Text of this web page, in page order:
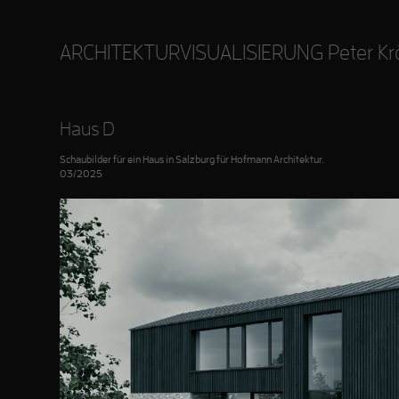
ARCHITEKTURVISUALISIERUNG Peter
Haus D
Schaubilder für ein Haus in Salzburg für Hofmann Architektur.
03/2025